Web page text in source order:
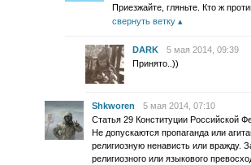
Приезжайте, гляньте. Кто ж
свернуть ветку
DARK
5 мая 2014, 09:39
Принято..))
Shkworen
5 мая 2014, 07:10
Статья 29 Конституции Российской
Не допускаются пропаганда или
религиозную ненависть или вражду.
религиозного или языкового